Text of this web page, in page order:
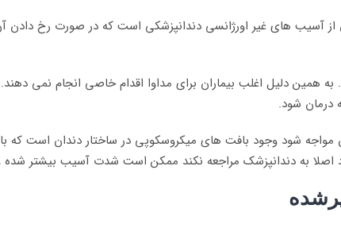
های غیر اورژانسی دندانپزشکی است که در صورت رخ دادن آن
دلیل اغلب بیماران برای مداوا اقدام خاصی انجام نمی دهند.
درمان شود.
شود وجود بافت های میکروسکوپی در ساختار دندان است که
اصلا به دندانپزشک مراجعه نکند ممکن است شدت آسیب بیشتر شده